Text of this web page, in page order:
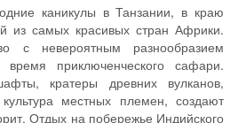
каникулы в Танзании, в краю
из самых красивых стран Африки.
с невероятным разнообразием
приключенческого сафари.
кратеры древних вулканов,
местных племен, создают
Отдых на побережье Индийского